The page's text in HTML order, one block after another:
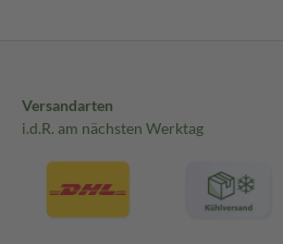
Versandarten
i.d.R. am nächsten Werktag